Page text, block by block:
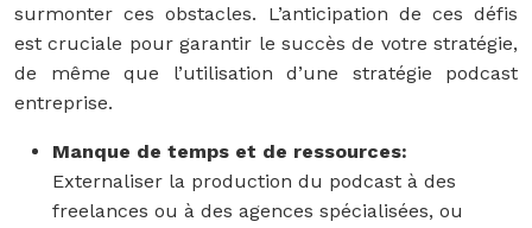
surmonter ces obstacles. L’anticipation de ces défis
est cruciale pour garantir le succès de votre stratégie,
de même que l’utilisation d’une stratégie podcast
entreprise.
Manque de temps et de ressources:
Externaliser la production du podcast à des
freelances ou à des agences spécialisées, ou